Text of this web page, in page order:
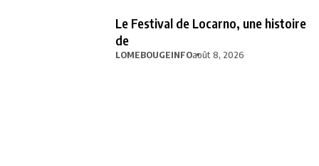
Le Festival de Locarno, une histoire
de
LOMEBOUGEINFOaoût 8, 2026